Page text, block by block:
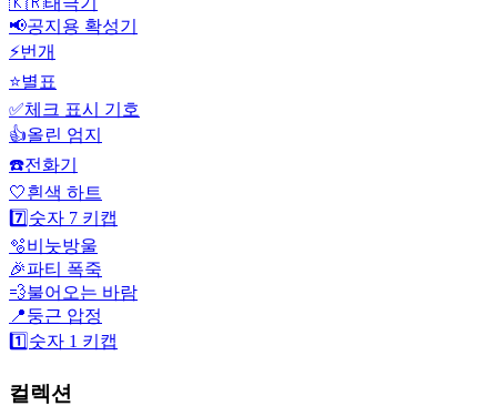
📢공지용 확성기
⚡번개
⭐별표
✅체크 표시 기호
👍올린 엄지
☎️전화기
🤍흰색 하트
7️⃣ 숫자 7 키캡
🫧비눗방울
🎉파티 폭죽
💨불어오는 바람
📍둥근 압정
1️⃣ 숫자 1 키캡
컬렉션